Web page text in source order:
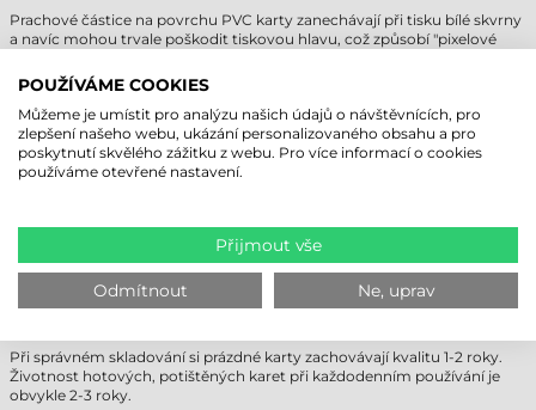
Prachové částice na povrchu PVC karty zanechávají při tisku bílé skvrny
a navíc mohou trvale poškodit tiskovou hlavu, což způsobí "pixelové
Jaký je rozdíl mezi tiskem DTC a Retransfer?
DTC (Direct-to-Card) tiskne přímo na kartu, takže na okraji může zůstat
tenký bílý rámeček. Technologie Retransfer využívá přenosovou fólii,
čímž poskytuje tisk bez okrajů (over-the-edge).
Ano, PVC je voděodolné a tvarově stabilní, ale vlivem silného slunečního
záření (UV) může materiál časem zežloutnout nebo zkřehnout. Pro
dlouhodobé použití venku se doporučuje kompozitní karta.
Při správném skladování si prázdné karty zachovávají kvalitu 1-2 roky.
Životnost hotových, potištěných karet při každodenním používání je
obvykle 2-3 roky.
POUŽÍVÁME COOKIES
Můžeme je umístit pro analýzu našich údajů o návštěvnících, pro
zlepšení našeho webu, ukázání personalizovaného obsahu a pro
poskytnutí skvělého zážitku z webu. Pro více informací o cookies
používáme otevřené nastavení.
Přijmout vše
Odmítnout Ne, uprav